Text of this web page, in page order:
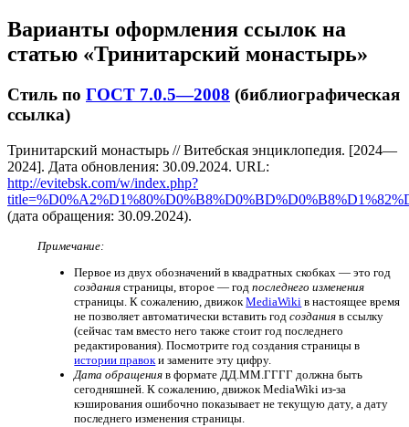
Варианты оформления ссылок на
статью «Тринитарский монастырь»
Стиль по ГОСТ 7.0.5—2008 (библиографическая
ссылка)
Тринитарский монастырь // Витебская энциклопедия. [2024—
2024]. Дата обновления: 30.09.2024. URL:
http://evitebsk.com/w/index.php?
(дата обращения: 30.09.2024).
Примечание:
Первое из двух обозначений в квадратных скобках — это год
создания страницы, второе — годпоследнего изменения
страницы. К сожалению, движокMediaWiki в настоящее время
не позволяет автоматически вставить годсоздания в ссылку
(сейчас там вместо него также стоит год последнего
редактирования). Посмотрите год создания страницы в
истории правоки замените эту цифру.
Дата обращения в формате ДД.ММ.ГГГГ должна быть
сегодняшней. К сожалению, движок MediaWiki из-за
кэширования ошибочно показывает не текущую дату, а дату
последнего изменения страницы.